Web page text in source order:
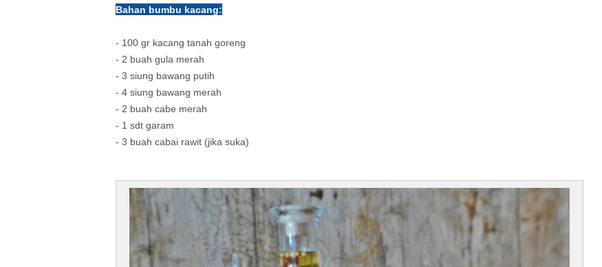
Bahan bumbu kacang:
- 100 gr kacang tanah goreng
- 2 buah gula merah
- 3 siung bawang putih
- 4 siung bawang merah
- 2 buah cabe merah
- 1 sdt garam
- 3 buah cabai rawit (jika suka)